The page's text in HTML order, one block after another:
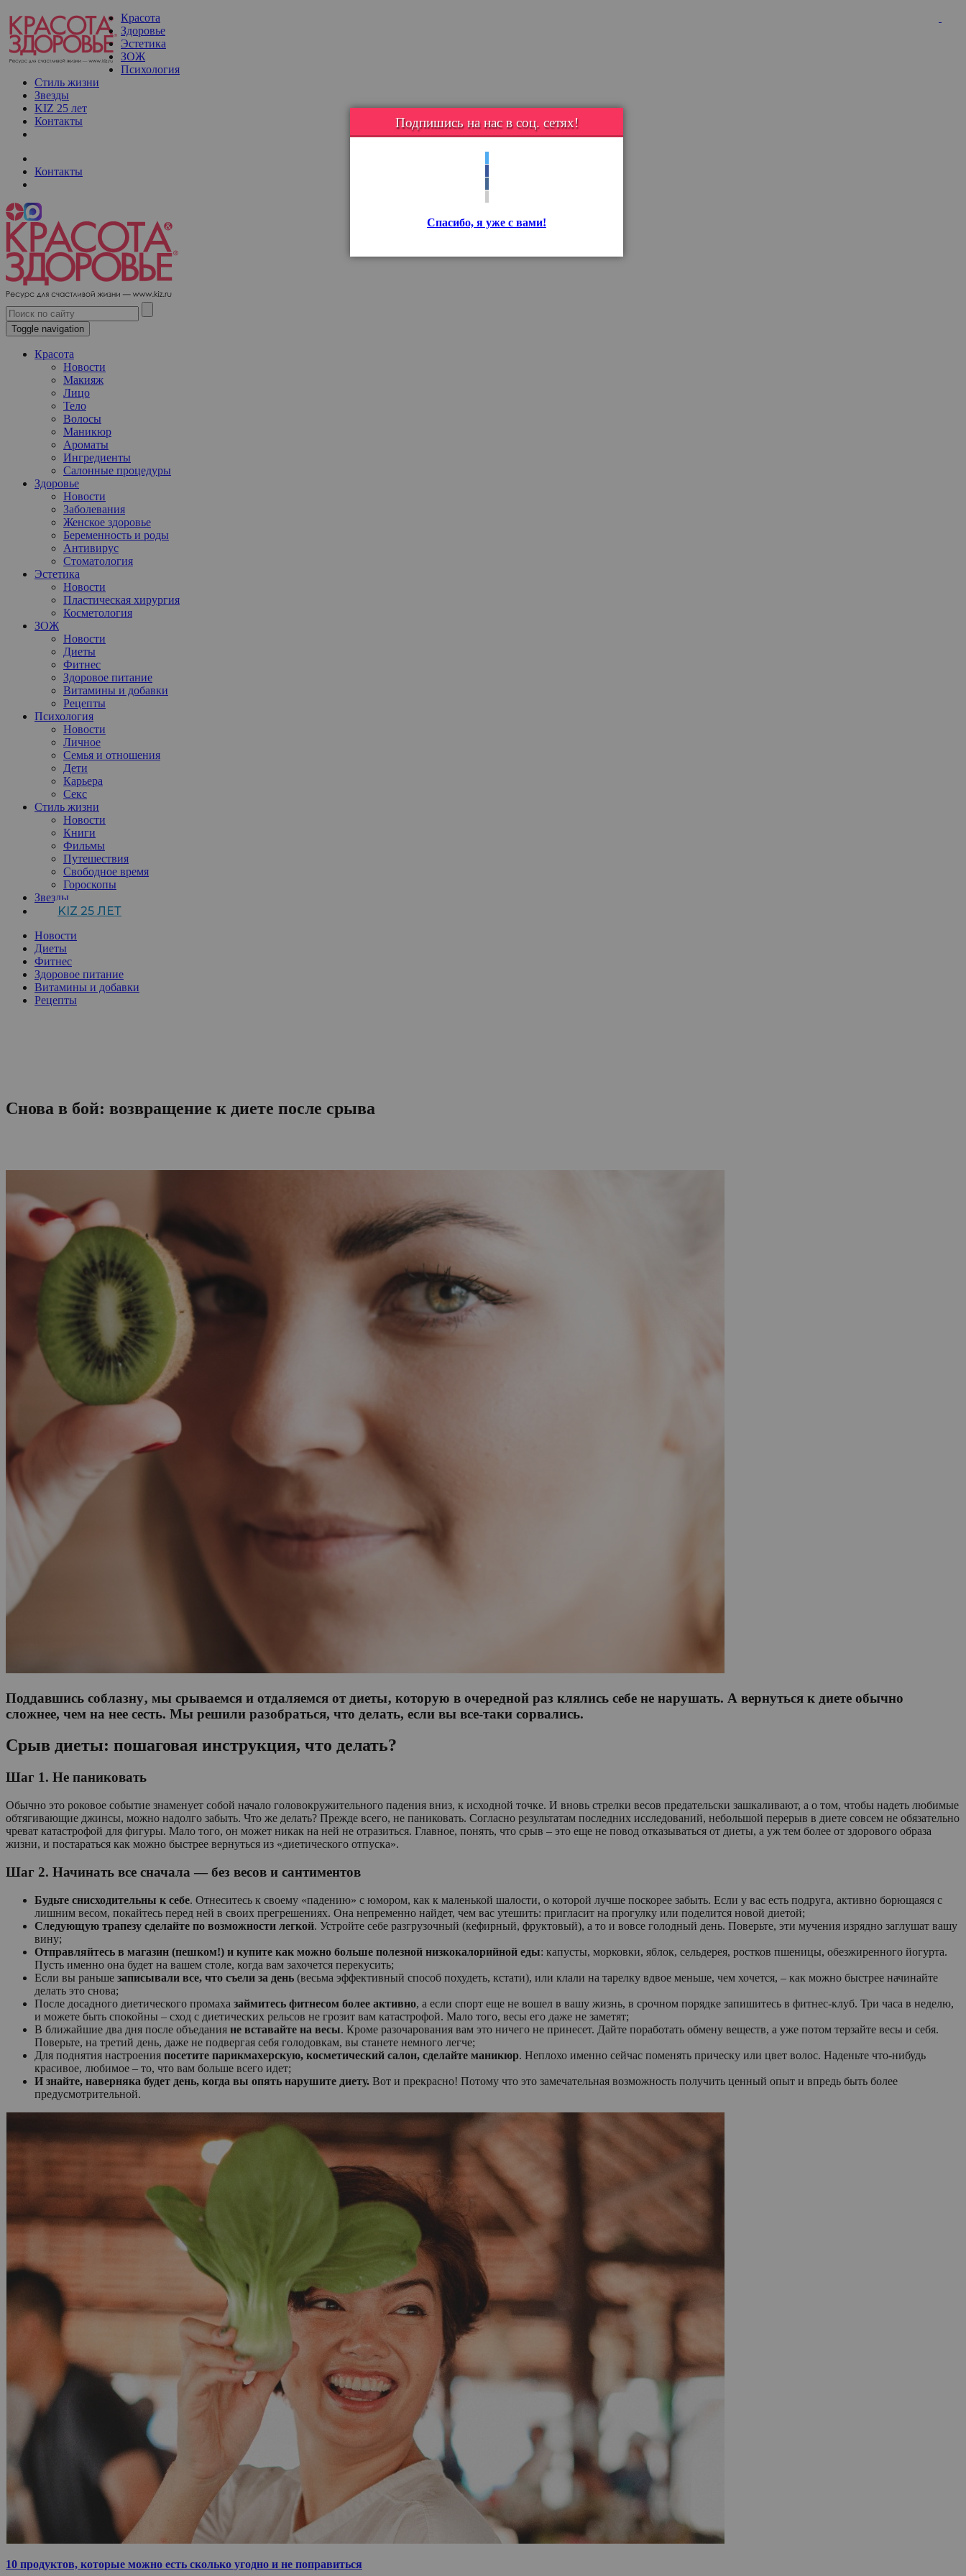
Красота
Здоровье
Эстетика
ЗОЖ
Психология
Стиль жизни
Звезды
KIZ 25 лет
Контакты
Контакты
Toggle navigation
Красота
Новости
Макияж
Лицо
Тело
Волосы
Маникюр
Ароматы
Ингредиенты
Салонные процедуры
Здоровье
Новости
Заболевания
Женское здоровье
Беременность и роды
Антивирус
Стоматология
Эстетика
Новости
Пластическая хирургия
Косметология
ЗОЖ
Новости
Диеты
Фитнес
Здоровое питание
Витамины и добавки
Рецепты
Психология
Новости
Личное
Семья и отношения
Дети
Карьера
Секс
Стиль жизни
Новости
Книги
Фильмы
Путешествия
Свободное время
Гороскопы
Звезды
KIZ 25 ЛЕТ
Новости
Диеты
Фитнес
Здоровое питание
Витамины и добавки
Рецепты
Подпишись на нас в соц. сетях!
Спасибо, я уже с вами!
Снова в бой: возвращение к диете после срыва
Поддавшись соблазну‚ мы срываемся и отдаляемся от диеты‚ которую в очередной раз клялись себе не нарушать. А вернуться к диете обычно
сложнее, чем на нее сесть. Мы решили разобраться, что делать, если вы все-таки сорвались.
Срыв диеты: пошаговая инструкция, что делать?
Шаг 1. Не паниковать
Обычно это роковое событие знаменует собой начало головокружительного падения вниз, к исходной точке. И вновь стрелки весов предательски зашкаливают, а о том, чтобы надеть любимые
обтягивающие джинсы, можно надолго забыть. Что же делать? Прежде всего, не паниковать. Согласно результатам последних исследований, небольшой перерыв в диете совсем не обязательно
чреват катастрофой для фигуры. Мало того, он может никак на ней не отразиться. Главное, понять, что срыв – это еще не повод отказываться от диеты, а уж тем более от здорового образа
жизни, и постараться как можно быстрее вернуться из «диетического отпуска».
Шаг 2. Начинать все сначала — без весов и сантиментов
Будьте снисходительны к себе. Отнеситесь к своему «падению» с юмором, как к маленькой шалости, о которой лучше поскорее забыть. Если у вас есть подруга, активно борющаяся с
лишним весом, покайтесь перед ней в своих прегрешениях. Она непременно найдет, чем вас утешить: пригласит на прогулку или поделится новой диетой;
Следующую трапезу сделайте по возможности легкой. Устройте себе разгрузочный (кефирный, фруктовый), а то и вовсе голод­ный день. Поверьте, эти мучения изрядно заглушат вашу
вину;
Отправляйтесь в магазин (пешком!) и купите как можно больше полезной низкокалорийной еды: капусты, морковки, яблок, сельдерея, ростков пшеницы, обезжиренного йогурта.
Пусть именно она будет на вашем столе, когда вам захочется перекусить;
Если вы раньше записывали все, что съели за день (весьма эффективный способ похудеть, кстати), или клали на тарелку вдвое меньше, чем хочется, – как можно быстрее начинайте
делать это снова;
После досадного диетического промаха займитесь фитнесом более активно, а если спорт еще не вошел в вашу жизнь, в срочном порядке запишитесь в фитнес-клуб. Три часа в неделю,
и можете быть спокойны – сход с диетических рельсов не грозит вам катастрофой. Мало того, весы его даже не заметят;
В ближайшие два дня после объедания не вставайте на весы. Кроме разочарования вам это ничего не принесет. Дайте поработать обмену веществ, а уже потом терзайте весы и себя.
Поверьте, на третий день, даже не подвергая себя голодовкам, вы станете немного легче;
Для поднятия настроения посетите парикмахерскую, косметический салон, сделайте маникюр. Неплохо именно сейчас поменять прическу или цвет волос. Наденьте что-нибудь
красивое, любимое – то, что вам больше всего идет;
И знайте, наверняка будет день, когда вы опять нарушите диету. Вот и прекрасно! Потому что это замечательная возможность получить ценный опыт и впредь быть более
предусмотрительной.
10 продуктов, которые можно есть сколько угодно и не поправиться